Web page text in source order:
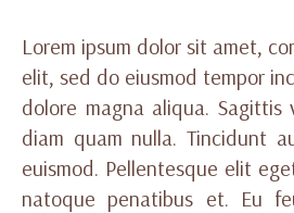
Lorem ipsum dolor sit amet,
elit, sed do eiusmod tempor
dolore magna aliqua.
diam quam nulla. Tincidunt
euismod. Pellentesque elit
natoque penatibus et. Eu